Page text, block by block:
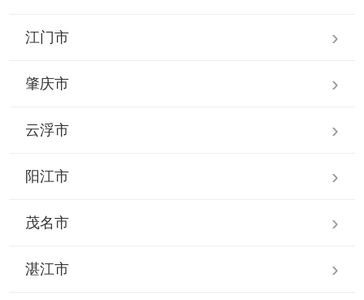
江门市
肇庆市
云浮市
阳江市
茂名市
湛江市